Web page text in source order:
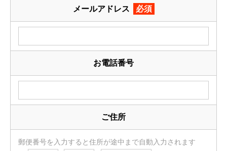
メールアドレス 必須
お電話番号
ご住所
郵便番号を入力すると住所が途中まで自動入力されます